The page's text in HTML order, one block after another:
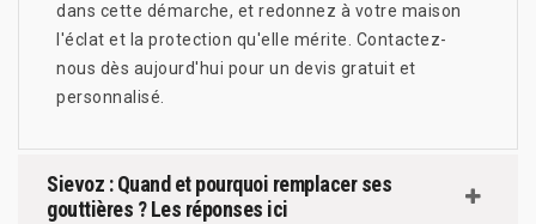
dans cette démarche, et redonnez à votre maison
l'éclat et la protection qu'elle mérite. Contactez-
nous dès aujourd'hui pour un devis gratuit et
personnalisé.
Sievoz : Quand et pourquoi remplacer ses
gouttières ? Les réponses ici